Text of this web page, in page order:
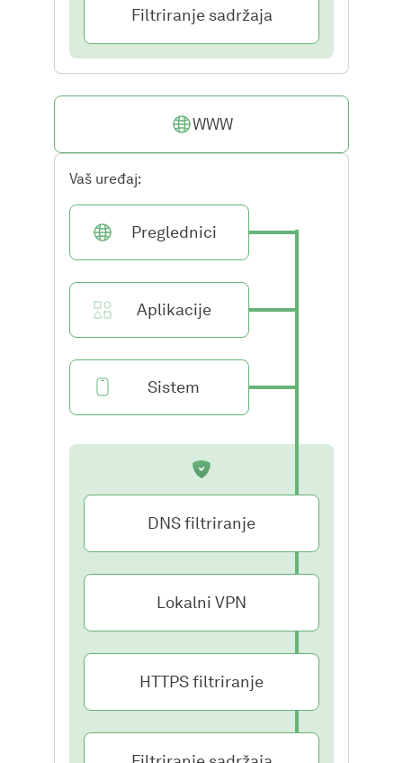
Filtriranje sadržaja
WWW
Vaš uređaj:
Preglednici
Aplikacije
Sistem
DNS filtriranje
Lokalni VPN
HTTPS filtriranje